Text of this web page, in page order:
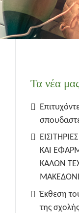
Τα νέα
ΚΑΙ
ΚΑΛΩΝ
Έκθεση
της σχολής